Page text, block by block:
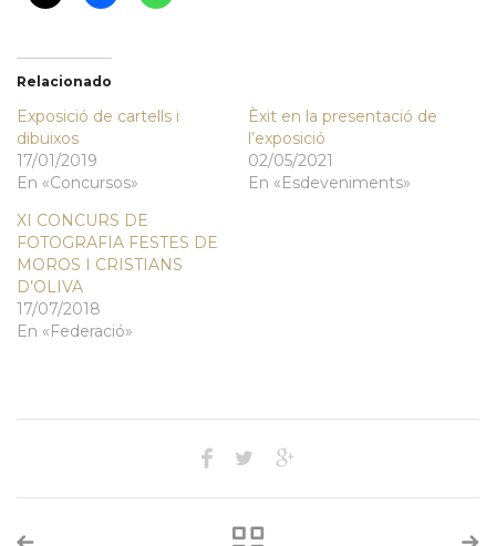
Relacionado
Exposició de cartells i
dibuixos
17/01/2019
En «Concursos»
Èxit en la presentació de
l’exposició
02/05/2021
En «Esdeveniments»
XI CONCURS DE
FOTOGRAFIA FESTES DE
MOROS I CRISTIANS
D’OLIVA
17/07/2018
En «Federació»